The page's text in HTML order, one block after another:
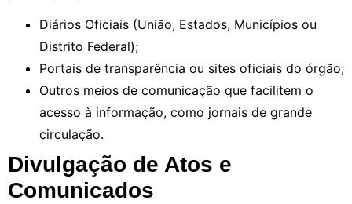
Diários Oficiais (União, Estados, Municípios ou
Distrito Federal);
Portais de transparência ou sites oficiais do órgão;
Outros meios de comunicação que facilitem o
acesso à informação, como jornais de grande
circulação.
Divulgação de Atos e
Comunicados